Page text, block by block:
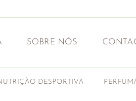
SOBRE NÓS
DESPORTIVA